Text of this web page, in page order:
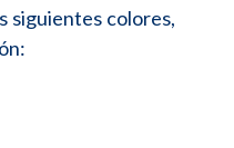
siguientes colores,